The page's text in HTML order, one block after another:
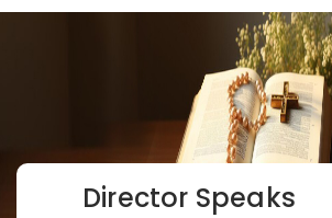
Director Speaks